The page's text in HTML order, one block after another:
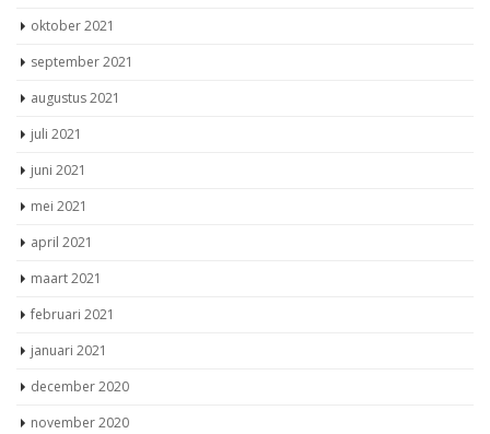
oktober 2021
september 2021
augustus 2021
juli 2021
juni 2021
mei 2021
april 2021
maart 2021
februari 2021
januari 2021
december 2020
november 2020